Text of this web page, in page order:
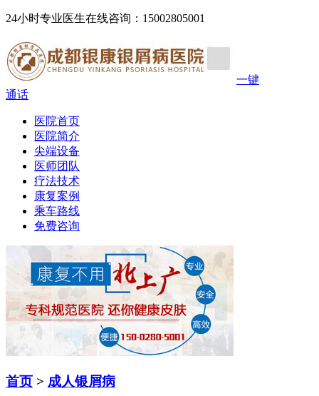
24小时专业医生在线咨询：15002805001
一键
通话
医院首页
医院简介
尖端设备
医师团队
疗法技术
康复案例
乘车路线
免费咨询
首页 > 成人银屑病